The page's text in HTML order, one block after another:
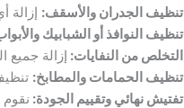
تنظيف الجدران والأسقف: إزالة
تنظيف النوافذ أو الشبابيك
التخلص من النفايات: إزالة جميع
تنظيف الحمامات والمطابخ:
تفتيش نهائي وتقييم الجودة: نقوم